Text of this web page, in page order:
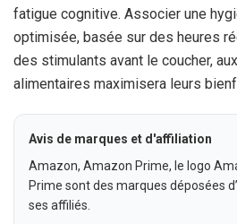
fatigue cognitive. Associer une
optimisée, basée sur des heures
des stimulants avant le coucher,
alimentaires maximisera leurs
Avis de marques et d'affiliation
Amazon, Amazon Prime, le logo
Prime sont des marques déposées
ses affiliés.